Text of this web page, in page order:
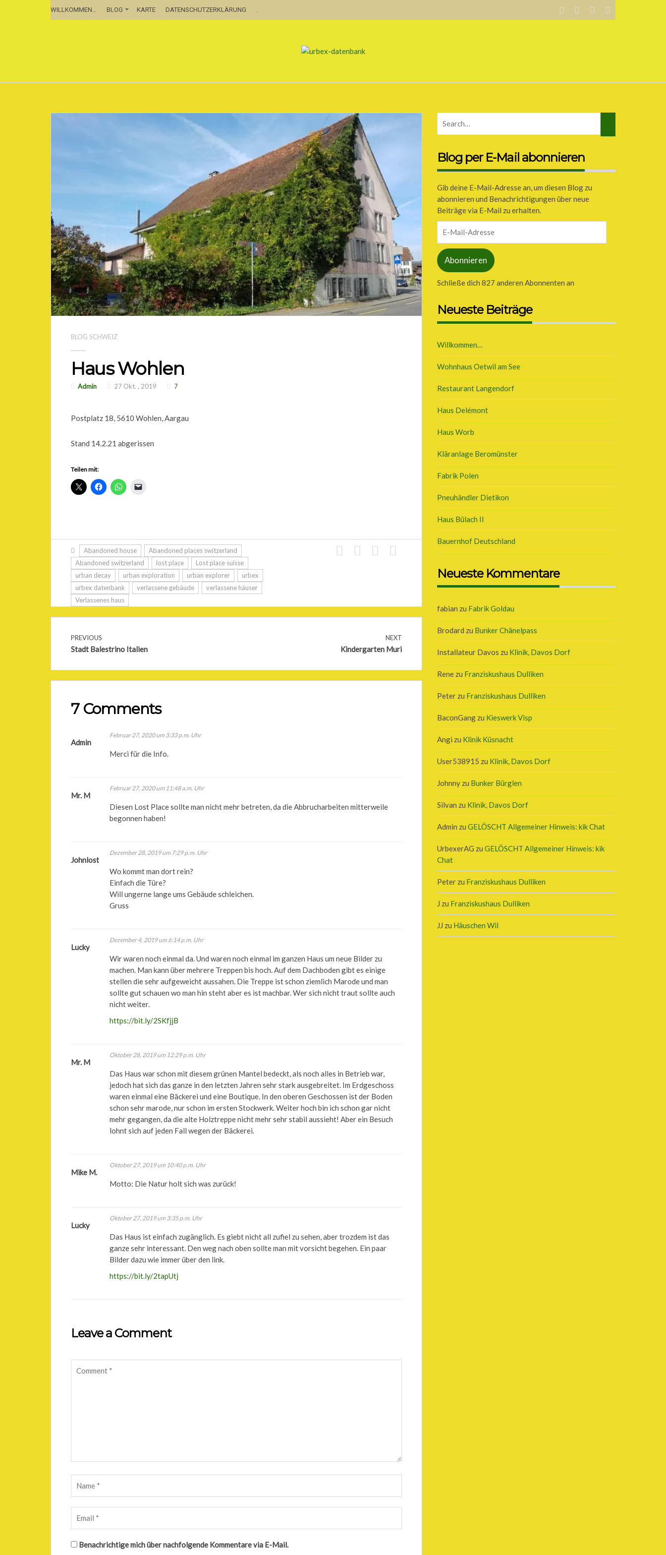
WILLKOMMEN… BLOG KARTE DATENSCHUTZERKLÄRUNG .
BLOG SCHWEIZ
Haus Wohlen
Admin 27 Okt. , 2019 7
Postplatz 18, 5610 Wohlen, Aargau
Stand 14.2.21 abgerissen
Teilen mit:
Abandoned house
Abandoned places switzerland
Abandoned switzerland
lost place
Lost place suisse
urban decay
urban exploration urban explorer
urbex
urbex datenbank
verlassene gebäude
verlassene häuser
Verlassenes haus
PREVIOUS
Stadt Balestrino Italien
NEXT
Kindergarten Muri
7 Comments
Admin
Februar 27, 2020 um 3:33 p.m. Uhr
Merci für die Info.
Mr. M
Februar 27, 2020 um 11:48 a.m. Uhr
Diesen Lost Place sollte man nicht mehr betreten, da die Abbrucharbeiten mitterweile
begonnen haben!
Johnlost
Dezember 28, 2019 um 7:29 p.m. Uhr
Wo kommt man dort rein?
Einfach die Türe?
Will ungerne lange ums Gebäude schleichen.
Gruss
Lucky
Dezember 4, 2019 um 6:14 p.m. Uhr
Wir waren noch einmal da. Und waren noch einmal im ganzen Haus um neue Bilder zu
machen. Man kann über mehrere Treppen bis hoch. Auf dem Dachboden gibt es einige
stellen die sehr aufgeweicht aussahen. Die Treppe ist schon ziemlich Marode und man
sollte gut schauen wo man hin steht aber es ist machbar. Wer sich nicht traut sollte auch
nicht weiter.
https://bit.ly/2SKfjjB
Mr. M
Oktober 28, 2019 um 12:29 p.m. Uhr
Das Haus war schon mit diesem grünen Mantel bedeckt, als noch alles in Betrieb war,
jedoch hat sich das ganze in den letzten Jahren sehr stark ausgebreitet. Im Erdgeschoss
waren einmal eine Bäckerei und eine Boutique. In den oberen Geschossen ist der Boden
schon sehr marode, nur schon im ersten Stockwerk. Weiter hoch bin ich schon gar nicht
mehr gegangen, da die alte Holztreppe nicht mehr sehr stabil aussieht! Aber ein Besuch
lohnt sich auf jeden Fall wegen der Bäckerei.
Mike M.
Oktober 27, 2019 um 10:40 p.m. Uhr
Motto: Die Natur holt sich was zurück!
Lucky
Oktober 27, 2019 um 3:35 p.m. Uhr
Das Haus ist einfach zugänglich. Es giebt nicht all zufiel zu sehen, aber trozdem ist das
ganze sehr interessant. Den weg nach oben sollte man mit vorsicht begehen. Ein paar
Bilder dazu wie immer über den link.
https://bit.ly/2tapUtj
Leave a Comment
Benachrichtige mich über nachfolgende Kommentare via E-Mail.
Blog per E-Mail abonnieren
Gib deine E-Mail-Adresse an, um diesen Blog zu
abonnieren und Benachrichtigungen über neue
Beiträge via E-Mail zu erhalten.
Mail-
Adresse
Abonnieren
Schließe dich 827 anderen Abonnenten an
Neueste Beiträge
Willkommen…
Wohnhaus Oetwil am See
Restaurant Langendorf
Haus Delémont
Haus Worb
Kläranlage Beromünster
Fabrik Polen
Pneuhändler Dietikon
Haus Bülach II
Bauernhof Deutschland
Neueste Kommentare
fabian zu Fabrik Goldau
Brodard zu Bunker Chänelpass
Installateur Davos zu Klinik, Davos Dorf
Rene zu Franziskushaus Dulliken
Peter zu Franziskushaus Dulliken
BaconGang zu Kieswerk Visp
Angi zu Klinik Küsnacht
User538915 zu Klinik, Davos Dorf
Johnny zu Bunker Bürglen
Silvan zu Klinik, Davos Dorf
Admin zu GELÖSCHT Allgemeiner Hinweis: kik Chat
UrbexerAG zu GELÖSCHT Allgemeiner Hinweis: kik
Chat
Peter zu Franziskushaus Dulliken
J zu Franziskushaus Dulliken
JJ zu Häuschen Wil